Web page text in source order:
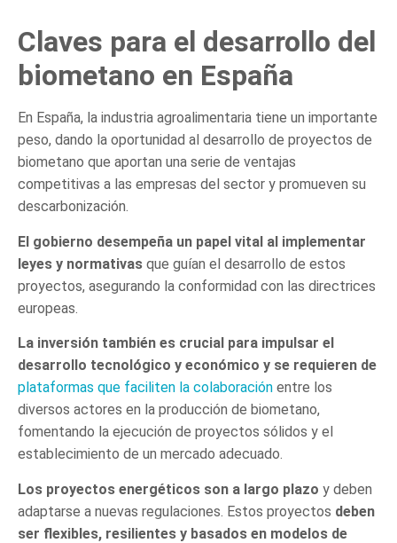
Claves para el desarrollo del
biometano en España
En España, la industria agroalimentaria tiene un importante
peso, dando la oportunidad al desarrollo de proyectos de
biometano que aportan una serie de ventajas
competitivas a las empresas del sector y promueven su
descarbonización.
El gobierno desempeña un papel vital al implementar
leyes y normativas que guían el desarrollo de estos
proyectos, asegurando la conformidad con las directrices
europeas.
La inversión también es crucial para impulsar el
desarrollo tecnológico y económico y se requieren de
plataformas que faciliten la colaboración entre los
diversos actores en la producción de biometano,
fomentando la ejecución de proyectos sólidos y el
establecimiento de un mercado adecuado.
Los proyectos energéticos son a largo plazo y deben
adaptarse a nuevas regulaciones. Estos proyectos deben
ser flexibles, resilientes y basados en modelos de